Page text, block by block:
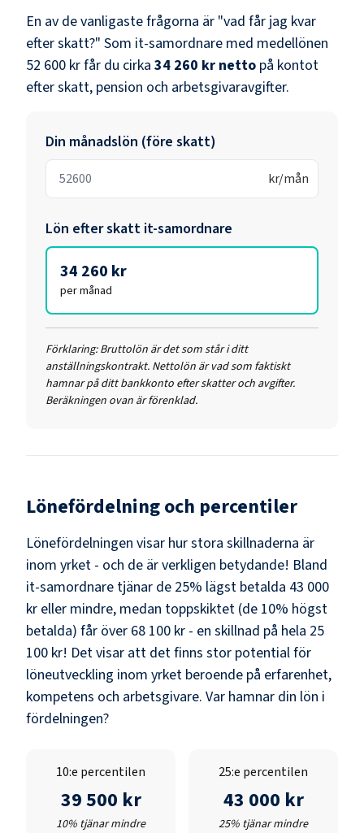
En av de vanligaste frågorna är "vad får jag kvar
efter skatt?" Som it-samordnare med medellönen
52 600 krfår du cirka 34 260 kr netto på kontot
efter skatt, pension och arbetsgivaravgifter.
Din månadslön (före skatt)
kr/mån
Lön efter skatt it-samordnare
34 260 kr
per månad
Förklaring: Bruttolön är det som står i ditt
anställningskontrakt. Nettolön är vad som faktiskt
hamnar på ditt bankkonto efter skatter och avgifter.
Beräkningen ovan är förenklad.
Lönefördelning och percentiler
Lönefördelningen visar hur stora skillnaderna är
inom yrket - och de är verkligen betydande! Bland
it-samordnare tjänar de 25% lägst betalda 43 000
kr eller mindre, medan toppskiktet (de 10% högst
betalda) får över 68 100 kr - en skillnad på hela 25
100 kr! Det visar att det finns stor potential för
löneutveckling inom yrket beroende på erfarenhet,
kompetens och arbetsgivare. Var hamnar din lön i
fördelningen?
10:e percentilen
39 500 kr
10% tjänar mindre
25:e percentilen
43 000 kr
25% tjänar mindre